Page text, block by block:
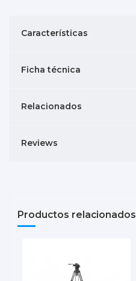
Características
Ficha técnica
Relacionados
Reviews
Productos relacionados